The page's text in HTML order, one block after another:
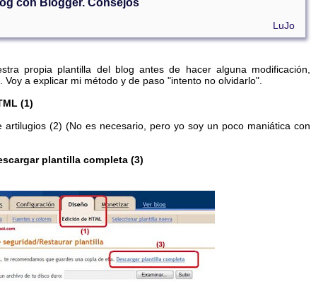
con Blogger. Consejos
LuJo
propia plantilla del blog antes de hacer alguna modificación,
a explicar mi método y de paso "intento no olvidarlo".
(1)
artilugios (2) (No es necesario, pero yo soy un poco maniática con
plantilla completa (3)